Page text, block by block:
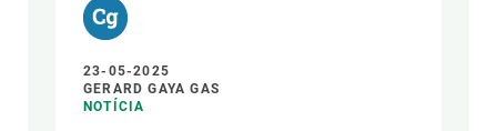
23-05-2025
GERARD GAYA GAS
NOTÍCIA